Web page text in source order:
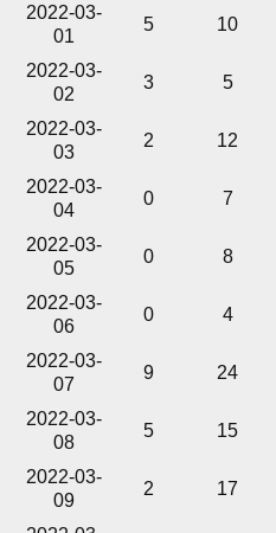
2022-03-
01
5 10
2022-03-
02
3 5
2022-03-
03
2 12
2022-03-
04
0 7
2022-03-
05
0 8
2022-03-
06
0 4
2022-03-
07
9 24
2022-03-
08
5 15
2022-03-
09
2 17